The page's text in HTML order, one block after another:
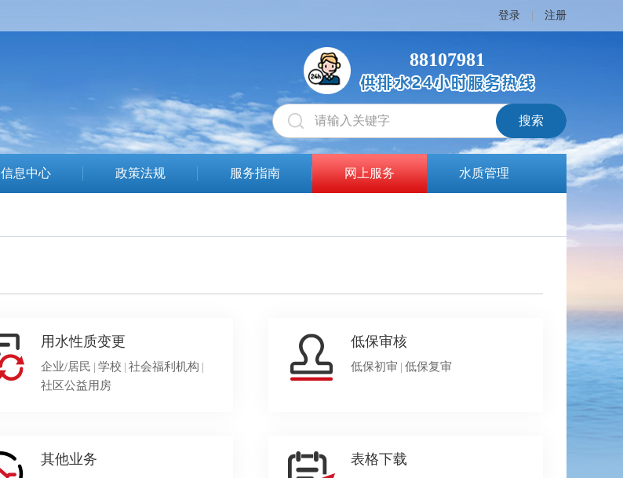
登录 注册
88107981
信息中心 政策法规 服务指南 网上服务 水质管理
用水性质变更
企业/居民 | 学校 | 社会福利机构 |
社区公益用房
低保审核
低保初审 | 低保复审
其他业务 表格下载